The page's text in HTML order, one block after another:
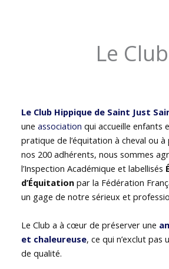
Le Club
Le Club Hippique de Saint Just
uneassociation qui accueille enfants
pratique de l’équitation à cheval ou
nos 200 adhérents, nous sommes
l’Inspection Académique et labellisés
d’Équitation par la Fédération
un gage de notre sérieux et
Le Club a à cœur de préserver une
et chaleureuse, ce qui n’exclut pas
de qualité.